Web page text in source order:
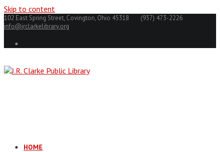
Skip to content
102 East Spring Street, Covington, Ohio 45318
(937) 473-2226
info@jrclarkelibrary.org
HOME